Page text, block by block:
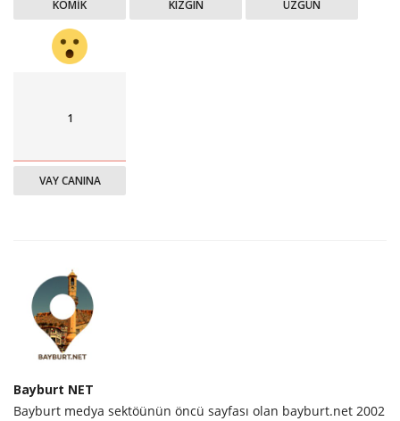
KOMIK KIZGIN ÜZGÜN
1
VAY CANINA
Bayburt NET
Bayburt medya sektöünün öncü sayfası olan bayburt.net 2002